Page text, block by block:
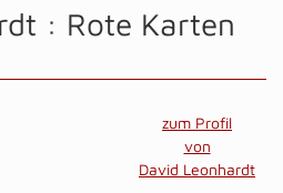
: Rote Karten
zum Profil
von
David Leonhardt